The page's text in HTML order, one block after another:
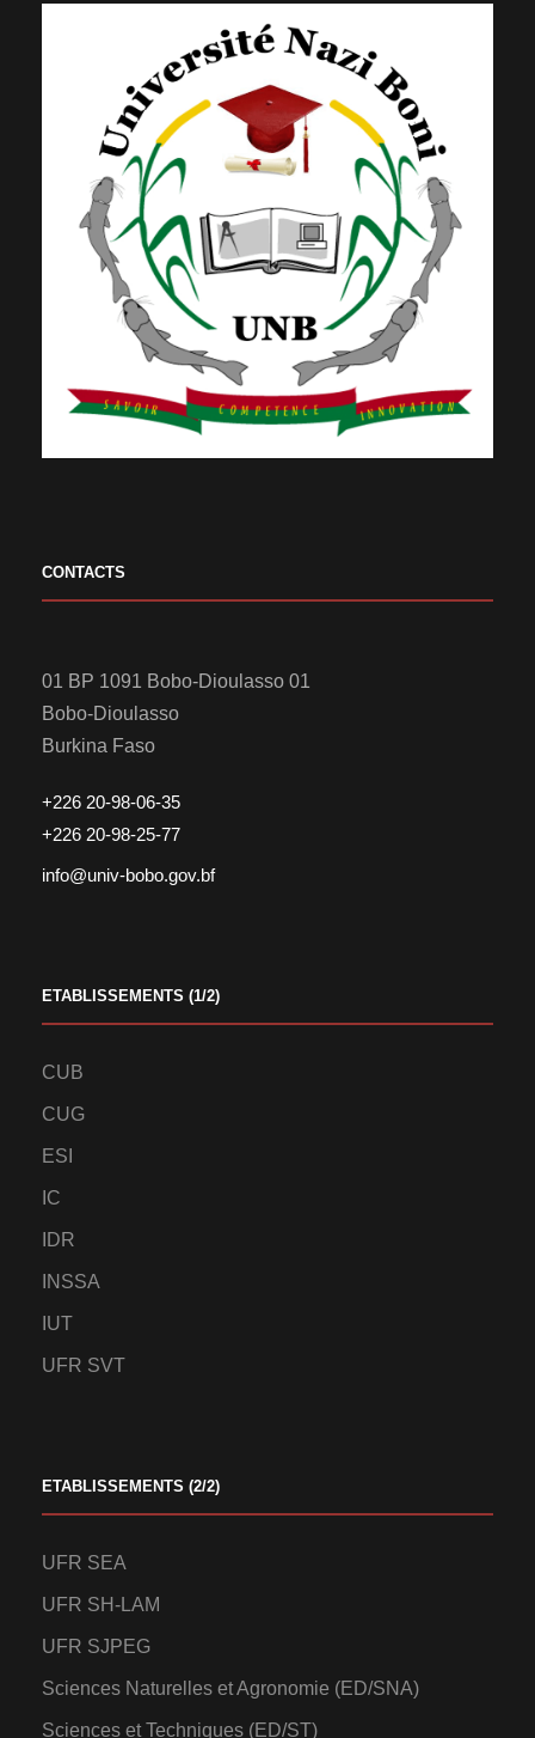
CONTACTS
01 BP 1091 Bobo-Dioulasso 01
Bobo-Dioulasso
Burkina Faso
+226 20-98-06-35
+226 20-98-25-77
info@univ-bobo.gov.bf
ETABLISSEMENTS (1/2)
CUB
CUG
ESI
IC
IDR
INSSA
IUT
UFR SVT
ETABLISSEMENTS (2/2)
UFR SEA
UFR SH-LAM
UFR SJPEG
Sciences Naturelles et Agronomie (ED/SNA)
Sciences et Techniques (ED/ST)